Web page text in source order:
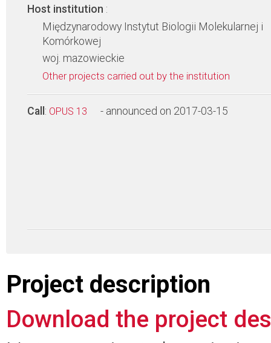
Host institution :
Międzynarodowy Instytut Biologii Molekularnej i
Komórkowej
woj. mazowieckie
Other projects carried out by the institution
Call : OPUS 13 - announced on 2017-03-15
Project description
Download the project